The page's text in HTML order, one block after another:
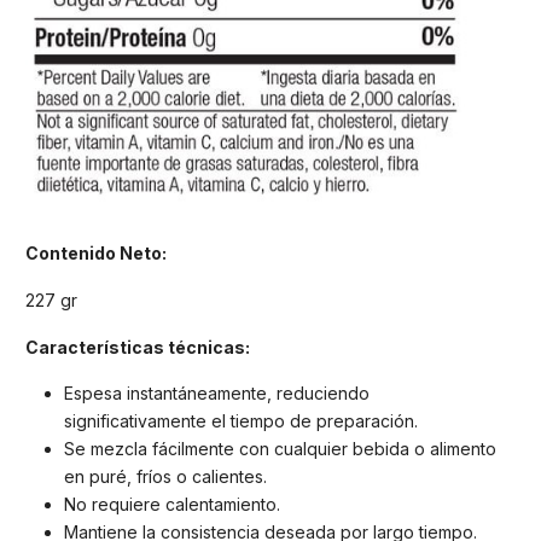
Contenido Neto:
227 gr
Características técnicas:
Espesa instantáneamente, reduciendo
significativamente el tiempo de preparación.
Se mezcla fácilmente con cualquier bebida o alimento
en puré, fríos o calientes.
No requiere calentamiento.
Mantiene la consistencia deseada por largo tiempo.